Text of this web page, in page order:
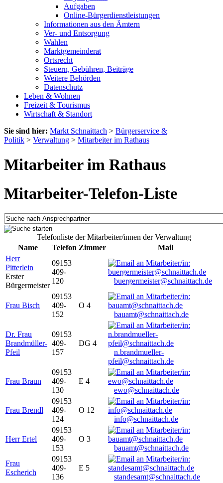
Aufgaben
Online-Bürgerdienstleistungen
Informationen aus den Ämtern
Ver- und Entsorgung
Wahlen
Marktgemeinderat
Ortsrecht
Steuern, Gebühren, Beiträge
Weitere Behörden
Datenschutz
Leben & Wohnen
Freizeit & Tourismus
Wirtschaft & Standort
Sie sind hier: Markt Schnaittach > Bürgerservice &
Politik > Verwaltung > Mitarbeiter im Rathaus
Mitarbeiter im Rathaus
Mitarbeiter-Telefon-Liste
Telefonliste der Mitarbeiter/innen der Verwaltung
Name
Telefon Zimmer
Mail
Herr
Pitterlein
Erster
Bürgermeister
09153
409-
120
buergermeister@schnaittach.de
Frau Bisch
09153
409-
152
O 4
bauamt@schnaittach.de
Dr. Frau
Brandmüller-
Pfeil
09153
409-
157
DG 4
n.brandmueller-
pfeil@schnaittach.de
Frau Braun
09153
409-
130
E 4
ewo@schnaittach.de
Frau Brendl
09153
409-
124
O 12
info@schnaittach.de
Herr Ertel
09153
409-
153
O 3
bauamt@schnaittach.de
Frau
Escherich
09153
409-
136
E 5
standesamt@schnaittach.de